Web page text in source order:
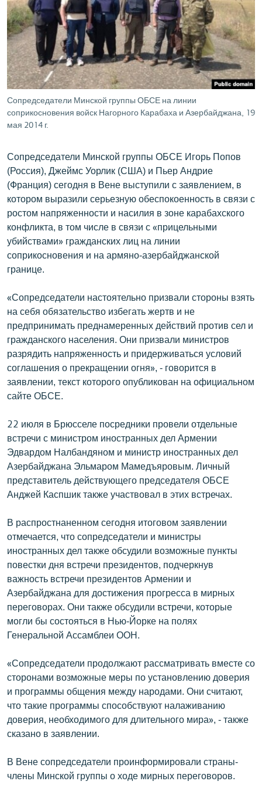
ՄԻՋԱԶԳԱՅԻՆ
ՄՇԱԿՈՒՅԹ
ՍՊՈՐՏ
ՄԵԿՆԱԲԱՆՈՒԹՅՈՒՆ
ԿՈՐՈՆԱՎԻՐՈՒՍ
ՏԵՍԱՆՅՈՒԹԵՐ
ԲԱՆԱՎԵՃ
ՁԳՏԵԼՈՎ ԼԱՎԱԳՈՒՅՆԻՆ
ՓՈԴՔԱՍԹ
Հայերեն
English
Русский
ՀԵՏԵՎԵՔ ՄԵԶ
Сопредседатели Минской группы ОБСЕ на линии
соприкосновения войск Нагорного Карабаха и Азербайджана, 19
мая 2014 г.
Сопредседатели Минской группы ОБСЕ Игорь Попов
(Россия), Джеймс Уорлик (США) и Пьер Андрие
(Франция) сегодня в Вене выступили с заявлением, в
котором выразили серьезную обеспокоенность в связи с
ростом напряженности и насилия в зоне карабахского
конфликта, в том числе в связи с «прицельными
убийствами» гражданских лиц на линии
соприкосновения и на армяно-азербайджанской
границе.
«Сопредседатели настоятельно призвали стороны взять
на себя обязательство избегать жертв и не
предпринимать преднамеренных действий против сел и
гражданского населения. Они призвали министров
разрядить напряженность и придерживаться условий
соглашения о прекращении огня», - говорится в
заявлении, текст которого опубликован на официальном
сайте ОБСЕ.
22 июля в Брюсселе посредники провели отдельные
встречи с министром иностранных дел Армении
Эдвардом Налбандяном и министр иностранных дел
Азербайджана Эльмаром Мамедъяровым. Личный
представитель действующего председателя ОБСЕ
Анджей Каспшик также участвовал в этих встречах.
В распростнаненном сегодня итоговом заявлении
отмечается, что сопредседатели и министры
иностранных дел также обсудили возможные пункты
повестки дня встречи президентов, подчеркнув
важность встречи президентов Армении и
Азербайджана для достижения прогресса в мирных
переговорах. Они также обсудили встречи, которые
могли бы состояться в Нью-Йорке на полях
Генеральной Ассамблеи ООН.
«Сопредседатели продолжают рассматривать вместе со
сторонами возможные меры по установлению доверия
и программы общения между народами. Они считают,
что такие программы способствуют налаживанию
доверия, необходимого для длительного мира», - также
сказано в заявлении.
В Вене сопредседатели проинформировали страны-
члены Минской группы о ходе мирных переговоров.